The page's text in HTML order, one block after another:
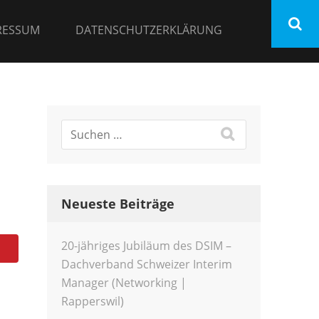
DATENSCHUTZERKLÄRUNG
Neueste Beiträge
20-jähriges Jubiläum des DSIM –
Dachverband Schweizer Interim
Manager (Networking |
Rapperswil)